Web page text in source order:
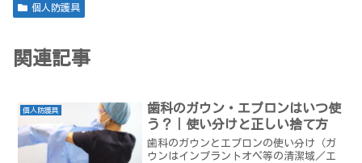
個人防護具
関連記事
個人防護具
歯科のガウン・エプロンはいつ使
う？｜使い分けと正しい捨て方
歯科のガウンとエプロンの使い分け（ガ
ウンはインプラントオペ等の清潔域／エ